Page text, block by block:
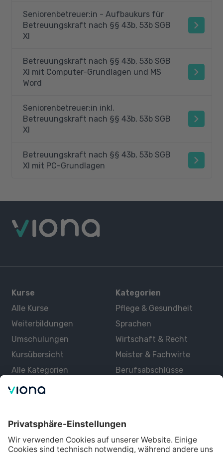
Seniorenbetreuer:in - Aufbaukurs für
Betreuungskraft nach §§ 43b, 53b SGB
XI
Betreuungskraft nach §§ 43b, 53b SGB
XI mit Computer-Grundlagen und MS
Word
Seniorenbetreuer:in inkl.
Betreuungskraft nach §§ 43b, 53b SGB
XI
Betreuungskraft nach §§ 43b, 53b SGB
XI mit PC-Grundlagen
Kurse
Alle Kurse
Weiterbildungen
Umschulungen
Kursübersicht
Alle Kategorien
Kategorien
Pflege & Gesundheit
Sprachen
Wirtschaft & Recht
Meister & Fachwirte
Berufsabschlüsse
Über uns
Lernen mit Viona
Alle Partner